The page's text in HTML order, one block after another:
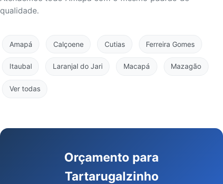
qualidade.
Amapá Calçoene Cutias Ferreira Gomes
Itaubal Laranjal do Jari Macapá Mazagão
Ver todas
Orçamento para
Tartarugalzinho